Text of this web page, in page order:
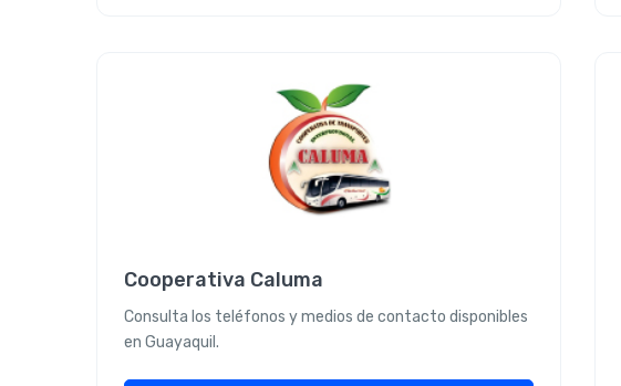
Cooperativa Caluma
Consulta los teléfonos y medios de contacto disponibles
en Guayaquil.